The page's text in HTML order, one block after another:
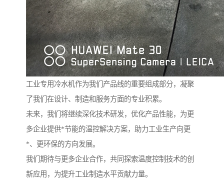
工业专用冷水机作为我们产品线的重要组成部分，凝聚
了我们在设计、制造和服务方面的专业积累。
未来，我们将继续深化技术研发，优化产品性能，为更
多企业提供*节能的温控解决方案，助力工业生产向更
*、更环保的方向发展。
我们期待与更多企业合作，共同探索温度控制技术的创
新应用，为提升工业制造水平贡献力量。